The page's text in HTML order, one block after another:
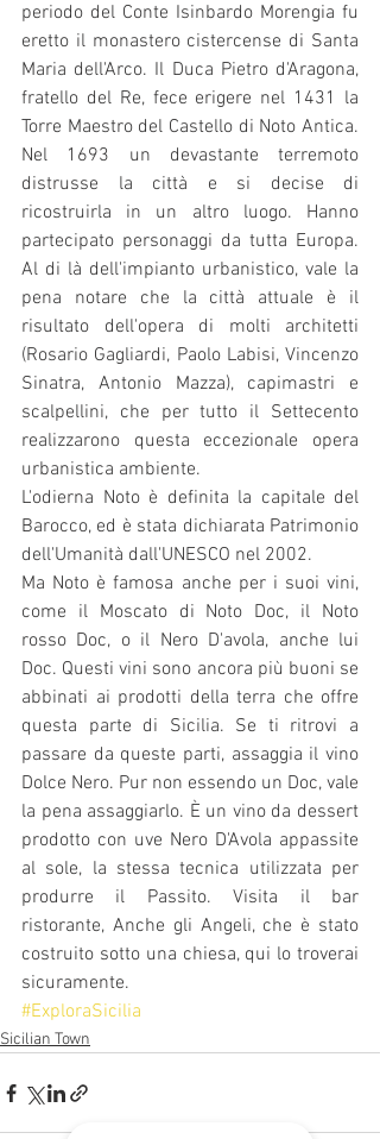
periodo del Conte Isinbardo Morengia fu
eretto il monastero cistercense di Santa
Maria dell'Arco. Il Duca Pietro d'Aragona,
fratello del Re, fece erigere nel 1431 la
Torre Maestro del Castello di Noto Antica.
Nel 1693 un devastante terremoto
distrusse la città e si decise di
ricostruirla in un altro luogo. Hanno
partecipato personaggi da tutta Europa.
Al di là dell'impianto urbanistico, vale la
pena notare che la città attuale è il
risultato dell'opera di molti architetti
(Rosario Gagliardi, Paolo Labisi, Vincenzo
Sinatra, Antonio Mazza), capimastri e
scalpellini, che per tutto il Settecento
realizzarono questa eccezionale opera
urbanistica ambiente.
L'odierna Noto è definita la capitale del
Barocco, ed è stata dichiarata Patrimonio
dell'Umanità dall'UNESCO nel 2002.
Ma Noto è famosa anche per i suoi vini,
come il Moscato di Noto Doc, il Noto
rosso Doc, o il Nero D'avola, anche lui
Doc. Questi vini sono ancora più buoni se
abbinati ai prodotti della terra che offre
questa parte di Sicilia. Se ti ritrovi a
passare da queste parti, assaggia il vino
Dolce Nero. Pur non essendo un Doc, vale
la pena assaggiarlo. È un vino da dessert
prodotto con uve Nero D'Avola appassite
al sole, la stessa tecnica utilizzata per
produrre il Passito. Visita il bar
ristorante, Anche gli Angeli, che è stato
costruito sotto una chiesa, qui lo troverai
sicuramente.
#ExploraSicilia
Sicilian Town